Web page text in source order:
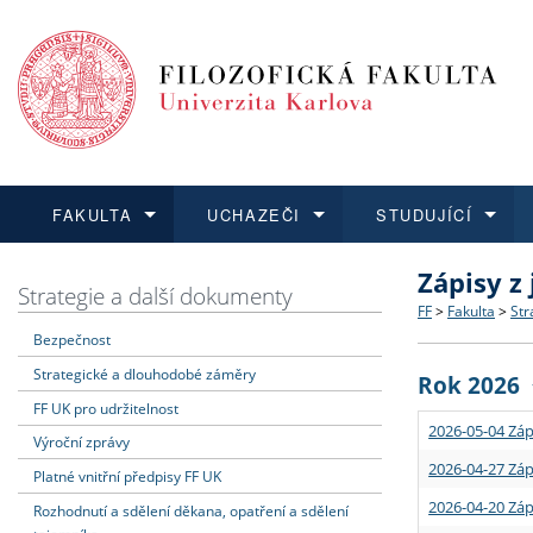
FAKULTA
Dozvědět se více
Struktura
Strategie
Podpora
UCHAZEČI
Podat přihlášku
Co
Učitelské
STUDUJÍCÍ
Dozvědět se více
Rigorózní
Dozvědět se více
O vědě a
Granty a
Dozvědět se více
Aktuální
Strategie a další dokumenty
Bezpečnost
Strategické a dlouhodobé záměry
FF UK pro udržitelnost
Výroční zprávy
Platné vnitřní předpisy FF UK
Rozhodnutí a sdělení děkana, opatření a sdělení
Zápisy
FF > Fakulta >
Rok 2026
2026-05-04
2026-04-27
2026-04-20